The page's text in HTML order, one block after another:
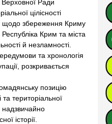
Верховної Ради
цілісності
щодо збереження Криму
Крим та міста
й незламності.
та хронологія
розкривається
позицію
територіальної
надзвичайно
історії.